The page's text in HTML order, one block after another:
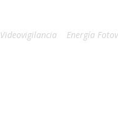
Videovigilancia Energía